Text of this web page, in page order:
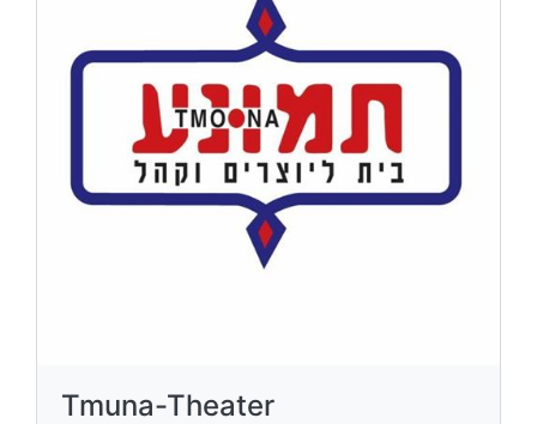
Tmuna-Theater